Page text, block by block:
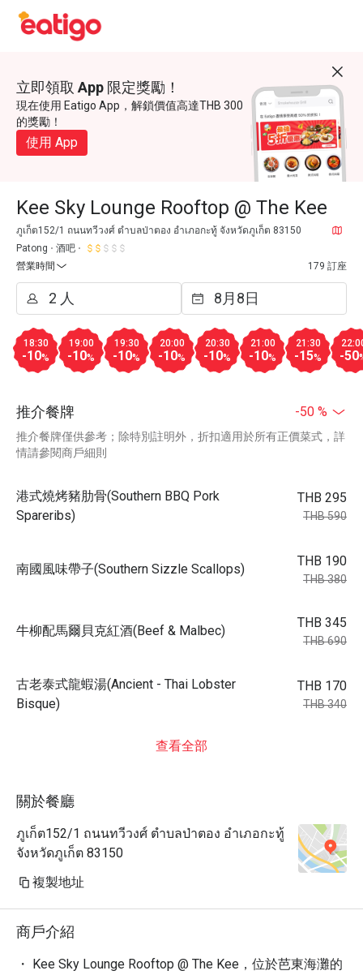
立即領取 App 限定獎勵！
現在使用 Eatigo App，解鎖價值高達THB 300
的獎勵！
使用 App
Kee Sky Lounge Rooftop @ The Kee
ภูเก็ต152/1 ถนนทวีวงศ์ ตำบลป่าตอง อำเภอกะทู้ จังหวัดภูเก็ต 83150
Patong
酒吧
營業時間
179 訂座
18:30
-10%
19:00
-10%
19:30
-10%
20:00
-10%
20:30
-10%
21:00
-10%
21:30
-15% -50
推介餐牌 -50 %
推介餐牌僅供參考；除特別註明外，折扣適用於所有正價菜式，詳
情請參閱商戶細則
港式燒烤豬肋骨(Southern BBQ Pork
Spareribs)
THB 295
THB 590
南國風味帶子(Southern Sizzle Scallops)
THB 190
THB 380
牛柳配馬爾貝克紅酒(Beef & Malbec)
THB 345
THB 690
古老泰式龍蝦湯(Ancient - Thai Lobster
Bisque)
THB 170
THB 340
查看全部
關於餐廳
ภูเก็ต152/1 ถนนทวีวงศ์ ตำบลป่าตอง อำเภอกะทู้
จังหวัดภูเก็ต 83150
複製地址
商戶介紹
・ Kee Sky Lounge Rooftop @ The Kee，位於芭東海灘的